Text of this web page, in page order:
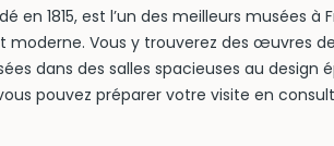
en 1815, est l’un des meilleurs musées
moderne. Vous y trouverez des œuvres
dans des salles spacieuses au design
pouvez préparer votre visite en